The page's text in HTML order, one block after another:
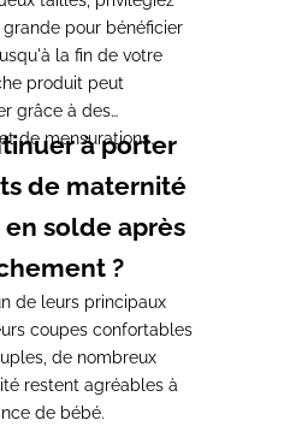
pour bénéficier
la fin de votre
produit peut
grâce à des
de mensurations.
à porter
de maternité
solde après
?
de leurs principaux
coupes confortables
de nombreux
restent agréables à
de bébé.